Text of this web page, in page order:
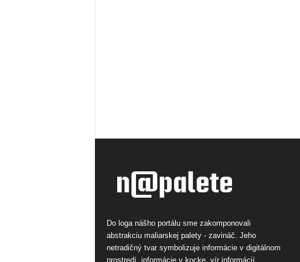
Do loga nášho portálu sme zakomponovali
abstrakciu maliarskej palety - zavináč. Jeho
netradičný tvar symbolizuje informácie v digitálnom
prostredí, informácie v kocke, vír informácií.